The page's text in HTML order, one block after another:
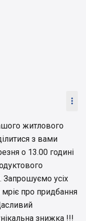

житлового
з вами
о 13.00 годині
Запрошуємо усіх
про придбання
знижка !!!